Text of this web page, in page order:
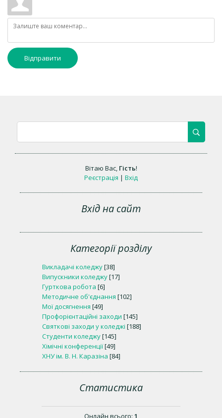
Відправити
Вітаю Вас, Гість!
Реєстрація | Вхід
Вхід на сайт
Категорії розділу
Викладачі коледжу[38]
Випускники коледжу[17]
Гурткова робота [6]
Методичне об'єднання [102]
Мої досягнення [49]
Профорієнтаційні заходи [145]
Святкові заходи у коледжі [188]
Студенти коледжу[145]
Хімічні конференції[49]
ХНУ ім. В. Н. Каразіна [84]
Статистика
Онлайн всього: 1